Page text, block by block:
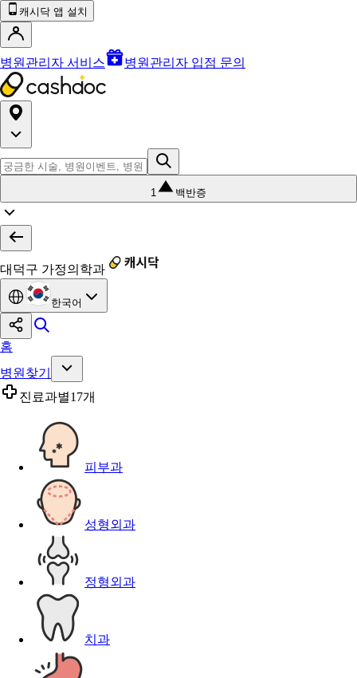
캐시닥 앱 설치
병원관리자 서비스 병원관리자 입점 문의
1 백반증
대덕구 가정의학과
한국어
홈
병원찾기
진료과별17개
피부과
성형외과
정형외과
치과